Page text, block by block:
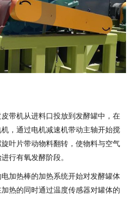
带机从进料口投放到发酵罐中，在
，通过电机减速机带动主轴开始搅
叶片带动物料翻转，使物料与空气
行有氧发酵阶段。
加热棒的加热系统开始对发酵罐体
热的同时通过温度传感器对罐体的